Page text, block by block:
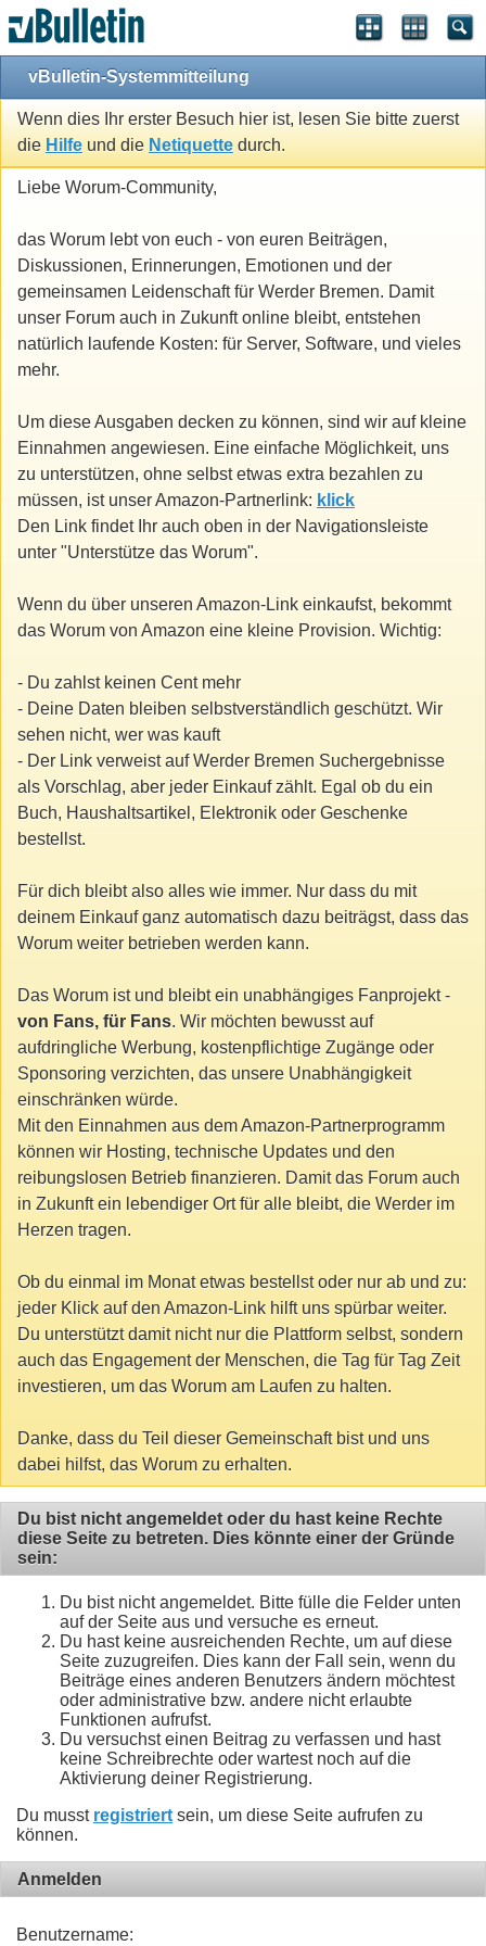
vBulletin-Systemmitteilung
Wenn dies Ihr erster Besuch hier ist, lesen Sie bitte zuerst
die Hilfe und die Netiquette durch.
Liebe Worum-Community,
das Worum lebt von euch - von euren Beiträgen,
Diskussionen, Erinnerungen, Emotionen und der
gemeinsamen Leidenschaft für Werder Bremen. Damit
unser Forum auch in Zukunft online bleibt, entstehen
natürlich laufende Kosten: für Server, Software, und vieles
mehr.
Um diese Ausgaben decken zu können, sind wir auf kleine
Einnahmen angewiesen. Eine einfache Möglichkeit, uns
zu unterstützen, ohne selbst etwas extra bezahlen zu
müssen, ist unser Amazon-Partnerlink: klick
Den Link findet Ihr auch oben in der Navigationsleiste
unter "Unterstütze das Worum".
Wenn du über unseren Amazon-Link einkaufst, bekommt
das Worum von Amazon eine kleine Provision. Wichtig:
- Du zahlst keinen Cent mehr
- Deine Daten bleiben selbstverständlich geschützt. Wir
sehen nicht, wer was kauft
- Der Link verweist auf Werder Bremen Suchergebnisse
als Vorschlag, aber jeder Einkauf zählt. Egal ob du ein
Buch, Haushaltsartikel, Elektronik oder Geschenke
bestellst.
Für dich bleibt also alles wie immer. Nur dass du mit
deinem Einkauf ganz automatisch dazu beiträgst, dass das
Worum weiter betrieben werden kann.
Das Worum ist und bleibt ein unabhängiges Fanprojekt -
von Fans, für Fans. Wir möchten bewusst auf
aufdringliche Werbung, kostenpflichtige Zugänge oder
Sponsoring verzichten, das unsere Unabhängigkeit
einschränken würde.
Mit den Einnahmen aus dem Amazon-Partnerprogramm
können wir Hosting, technische Updates und den
reibungslosen Betrieb finanzieren. Damit das Forum auch
in Zukunft ein lebendiger Ort für alle bleibt, die Werder im
Herzen tragen.
Ob du einmal im Monat etwas bestellst oder nur ab und zu:
jeder Klick auf den Amazon-Link hilft uns spürbar weiter.
Du unterstützt damit nicht nur die Plattform selbst, sondern
auch das Engagement der Menschen, die Tag für Tag Zeit
investieren, um das Worum am Laufen zu halten.
Danke, dass du Teil dieser Gemeinschaft bist und uns
dabei hilfst, das Worum zu erhalten.
Du bist nicht angemeldet oder du hast keine Rechte
diese Seite zu betreten. Dies könnte einer der Gründe
sein:
Du bist nicht angemeldet. Bitte fülle die Felder unten
auf der Seite aus und versuche es erneut.
Du hast keine ausreichenden Rechte, um auf diese
Seite zuzugreifen. Dies kann der Fall sein, wenn du
Beiträge eines anderen Benutzers ändern möchtest
oder administrative bzw. andere nicht erlaubte
Funktionen aufrufst.
Du versuchst einen Beitrag zu verfassen und hast
keine Schreibrechte oder wartest noch auf die
Aktivierung deiner Registrierung.
Du musst registriert sein, um diese Seite aufrufen zu
können.
Anmelden
Benutzername: